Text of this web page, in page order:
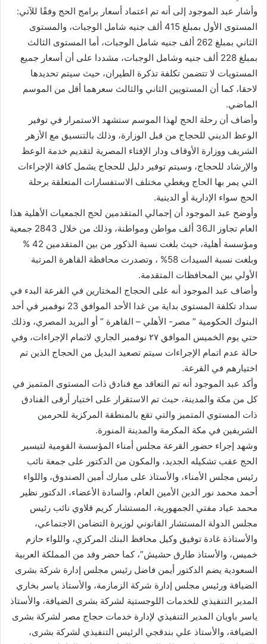
وأشار عبد الموجود إلى أنه تم اعتماد أسعار برامج الحج وفقًا للآتي:
المستوى الأول بمبلغ 415 ألف جنيه شامل الوجبات، والمستوى
الثاني بمبلغ 262 ألف جنيه شامل الوجبات، أما المستوى الثالث
بمبلغ 228 ألف جنيه وشامل الوجبات، مشددا على أن أسعار جميع
المستويات لا تتضمن تكلفة تذكرة الطيران، حيث سيتم تحديدها
لاحقا، كما أن المستويين الثاني والثالث سعرهما أقل من الموسم
الماضي.
وأضاف أن رحلة الحج لهذا الموسم ستشهد الاستمرار في توفير
الوعظ الديني للحجاج من قبل الوزارة، وذلك بالتنسيق مع الأزهر
الشريف ووزارة الأوقاف ودار الإفتاء المصرية لتقديم خدمة الوعظ
والإرشاد للحجاج، وسيتم توفير دليل للحجاج يشمل كافة الإجراءات
التي يمر بها الحاج ويغطي مختلف الاستفسارات المتعلقة برحلة
الحج سواء الإدارية أو الدينية.
وأوضح عبد الموجود أن إجمالي المتقدمين لحج الجمعيات الأهلية هذا
العام تجاوز الـ36 ألف مواطن ومواطنة، وذلك من خلال 2843 جمعية
ومؤسسة أهلية، حيث بلغت نسبة الذكور من بين المتقدمين 42 %
وبلغت نسبة السيدات 58% ، وتصدرت محافظة القاهرة المرتبة
الأولي بين المحافظات المتقدمة.
وأضاف عبد الموجود أنه على الحجاج المختارين في القرعة البدء في
سداد تكلفة المستوى بداية من غدا الأحد الموافق 23 نوفمبر في أحد
البنوك الحكومية ” مصر- الأهلي – القاهرة ” أو البريد المصري، وذلك
حتي يوم الخميس الموافق ٢٧ نوفمبر الجاري لاتمام الإجراءات، وفي
حالة عدم اتمام الإجراءات سيتم تصعيد البديل من الحجاج الذين تم
اختيارهم في القرعة.
وأكد عبد الموجود أنه تم التعاقد مع فنادق ذات المستوى المتميز في
كل من مكة والمدينة، حيث تم الاستقرار على اختيار أرقى الفنادق
ذات المستوي المتميز والتي تقع بالمنطقة المركزية للحرمين
الشريفين في مكة المكرمة والمدينة المنورة.
وشهد إجراء حضور القرعة مجلس أمناء المؤسسة القومية لتيسير
الحج عقب تشكيله الجديد، والمكون من الدكتور على جمعة نائب
رئيس مجلس الأمناء، والأستاذ على مبارك أمين الصندوق، واللواء
أحمد محمد نور الدين الأمين العام، والسادة الأعضاء، الدكتور نظير
محمد عياد مفتي الجمهورية، المستشار كريم قلاوي نائب رئيس
مجلس الدولة المستشار القانوني لوزيرة التضامن الاجتماعي،
والأستاذة غادة توفيق وكيل محافظ البنك المركزي، واللواء حازم
خميس، والأستاذ طارق حشيش”، كما حضر وفد من المملكة العربية
السعودية يضم الدكتور أيمن فاضل رئيس مجلس إدارة شركة بشرى
الضيافة ورئيس مجلس إدارة شركة الزمازمة، والأستاذ ياسر بخاري
المدير التنفيذي للخدمات اللوجستية لشركة بشرى الضيافة، والأستاذ
ياسر باويان المدير التنفيذي لإدارة خدمات حجاج مصر لشركة بشرى
الضيافة، والأستاذ علي بندقجي الرئيس التنفيذي لشركة بشرى،